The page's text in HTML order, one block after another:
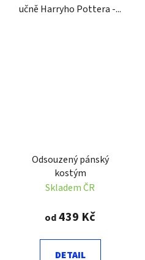
učně Harryho Pottera -...
Odsouzený pánský
kostým
Skladem ČR
od439 Kč
DETAIL